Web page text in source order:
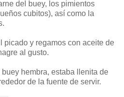
del buey, los pimientos
cubitos), así como la
picado y regamos con aceite de
al gusto.
hembra, estaba llenita de
de la fuente de servir.